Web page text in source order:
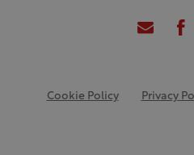
Cookie Policy Privacy